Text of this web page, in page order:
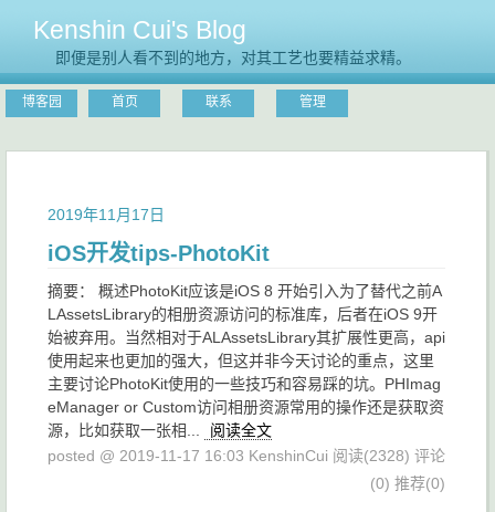
Kenshin Cui's Blog
即便是别人看不到的地方，对其工艺也要精益求精。
博客园 首页 联系 管理
2019年11月17日
iOS开发tips-PhotoKit
摘要： 概述PhotoKit应该是iOS 8 开始引入为了替代之前A
LAssetsLibrary的相册资源访问的标准库，后者在iOS 9开
始被弃用。当然相对于ALAssetsLibrary其扩展性更高，api
使用起来也更加的强大，但这并非今天讨论的重点，这里
主要讨论PhotoKit使用的一些技巧和容易踩的坑。PHImag
eManager or Custom访问相册资源常用的操作还是获取资
源，比如获取一张相...
阅读全文
posted @ 2019-11-17 16:03 KenshinCui 阅读(2328) 评论
(0) 推荐(0)